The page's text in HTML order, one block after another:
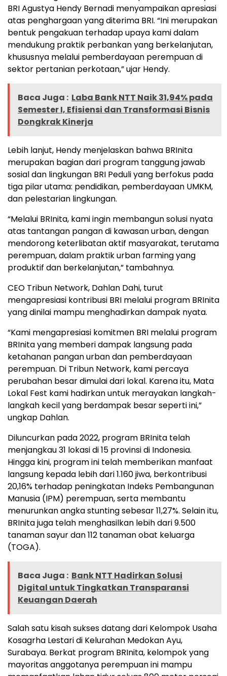
BRI Agustya Hendy Bernadi menyampaikan apresiasi
atas penghargaan yang diterima BRI. “Ini merupakan
bentuk pengakuan terhadap upaya kami dalam
mendukung praktik perbankan yang berkelanjutan,
khususnya melalui pemberdayaan perempuan di
sektor pertanian perkotaan,” ujar Hendy.
Baca Juga : Laba Bank NTT Naik 31,94% pada
Semester I, Efisiensi dan Transformasi Bisnis
Dongkrak Kinerja
Lebih lanjut, Hendy menjelaskan bahwa BRInita
merupakan bagian dari program tanggung jawab
sosial dan lingkungan BRI Peduli yang berfokus pada
tiga pilar utama: pendidikan, pemberdayaan UMKM,
dan pelestarian lingkungan.
“Melalui BRInita, kami ingin membangun solusi nyata
atas tantangan pangan di kawasan urban, dengan
mendorong keterlibatan aktif masyarakat, terutama
perempuan, dalam praktik urban farming yang
produktif dan berkelanjutan,” tambahnya.
CEO Tribun Network, Dahlan Dahi, turut
mengapresiasi kontribusi BRI melalui program BRInita
yang dinilai mampu menghadirkan dampak nyata.
“Kami mengapresiasi komitmen BRI melalui program
BRInita yang memberi dampak langsung pada
ketahanan pangan urban dan pemberdayaan
perempuan. Di Tribun Network, kami percaya
perubahan besar dimulai dari lokal. Karena itu, Mata
Lokal Fest kami hadirkan untuk merayakan langkah-
langkah kecil yang berdampak besar seperti ini,”
ungkap Dahlan.
Diluncurkan pada 2022, program BRInita telah
menjangkau 31 lokasi di 15 provinsi di Indonesia.
Hingga kini, program ini telah memberikan manfaat
langsung kepada lebih dari 1.160 jiwa, berkontribusi
20,16% terhadap peningkatan Indeks Pembangunan
Manusia (IPM) perempuan, serta membantu
menurunkan angka stunting sebesar 11,27%. Selain itu,
BRInita juga telah menghasilkan lebih dari 9.500
tanaman sayur dan 112 tanaman obat keluarga
(TOGA).
Baca Juga : Bank NTT Hadirkan Solusi
Digital untuk Tingkatkan Transparansi
Keuangan Daerah
Salah satu kisah sukses datang dari Kelompok Usaha
Kosagrha Lestari di Kelurahan Medokan Ayu,
Surabaya. Berkat program BRInita, kelompok yang
mayoritas anggotanya perempuan ini mampu